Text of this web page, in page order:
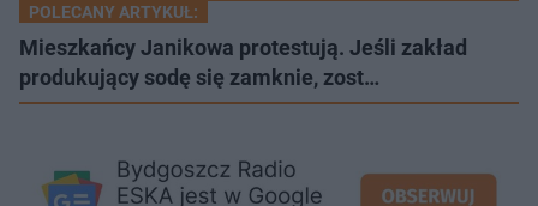
POLECANY ARTYKUŁ:
Mieszkańcy Janikowa protestują. Jeśli zakład
produkujący sodę się zamknie, zost…